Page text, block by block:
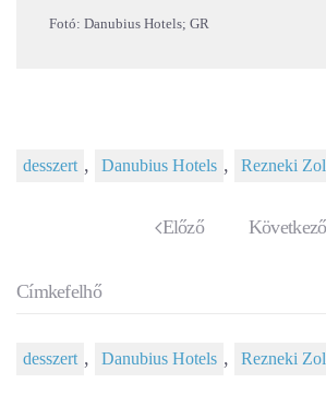
Fotó: Danubius Hotels; GR
desszert , Danubius Hotels , Rezneki
Előző Következő
Címkefelhő
desszert , Danubius Hotels , Rezneki